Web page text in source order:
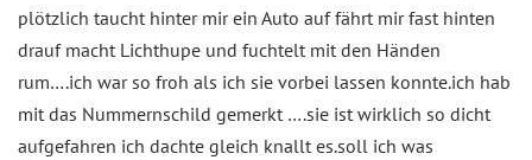
plötzlich taucht hinter mir ein Auto auf fährt mir fast hinten
drauf macht Lichthupe und fuchtelt mit den Händen
rum….ich war so froh als ich sie vorbei lassen konnte.ich hab
mit das Nummernschild gemerkt ….sie ist wirklich so dicht
aufgefahren ich dachte gleich knallt es.soll ich was